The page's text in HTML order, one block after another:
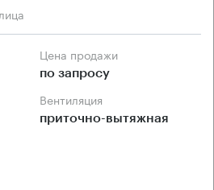
Цена продажи
по запросу
Вентиляция
приточно-вытяжная